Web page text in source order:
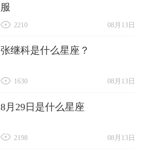
服
08月13日
2210
张继科是什么星座？
08月13日
1630
8月29日是什么星座
08月13日
2198